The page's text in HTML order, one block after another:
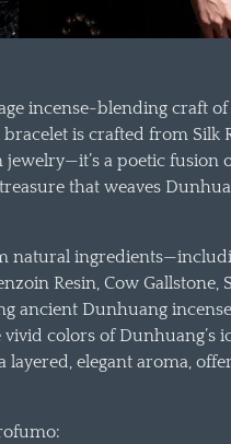
incense-blending craft of
is crafted from Silk
jewelry—it’s a poetic fusion
that weaves
natural
Resin, Cow
ancient Dunhuang
colors of Dunhuang’s
layered, elegant aroma,